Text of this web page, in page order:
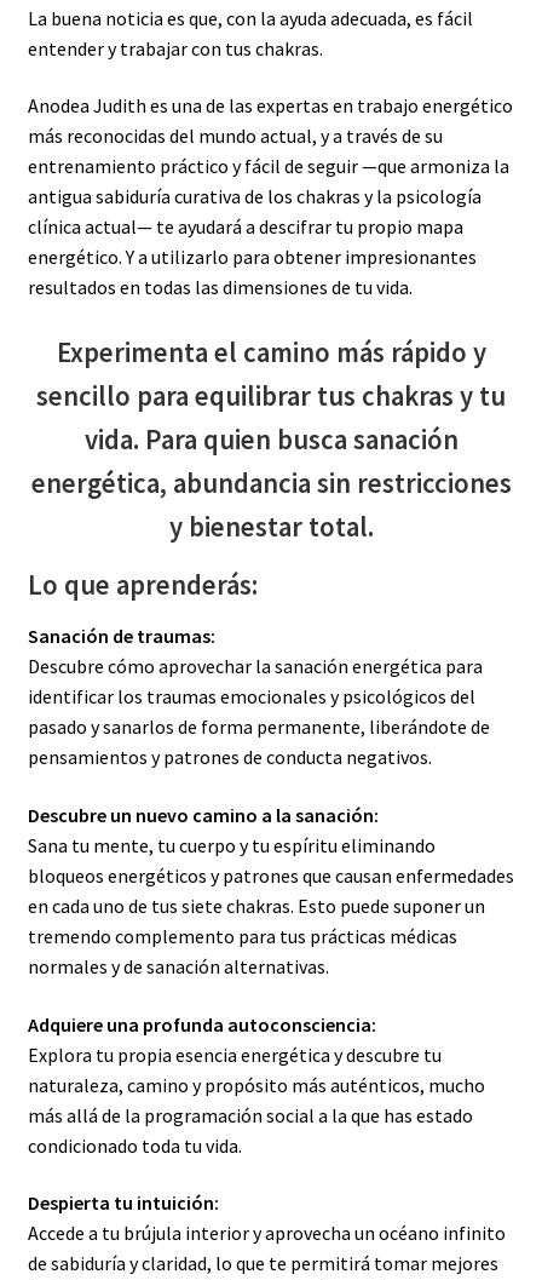
La buena noticia es que, con la ayuda adecuada, es fácil
entender y trabajar con tus chakras.
Anodea Judith es una de las expertas en trabajo energético
más reconocidas del mundo actual, y a través de su
entrenamiento práctico y fácil de seguir —que armoniza la
antigua sabiduría curativa de los chakras y la psicología
clínica actual— te ayudará a descifrar tu propio mapa
energético. Y a utilizarlo para obtener impresionantes
resultados en todas las dimensiones de tu vida.
Experimenta el camino más rápido y
sencillo para equilibrar tus chakras y tu
vida. Para quien busca sanación
energética, abundancia sin restricciones
y bienestar total.
Lo que aprenderás:
Sanación de traumas:
Descubre cómo aprovechar la sanación energética para
identificar los traumas emocionales y psicológicos del
pasado y sanarlos de forma permanente, liberándote de
pensamientos y patrones de conducta negativos.
Descubre un nuevo camino a la sanación:
Sana tu mente, tu cuerpo y tu espíritu eliminando
bloqueos energéticos y patrones que causan enfermedades
en cada uno de tus siete chakras. Esto puede suponer un
tremendo complemento para tus prácticas médicas
normales y de sanación alternativas.
Adquiere una profunda autoconsciencia:
Explora tu propia esencia energética y descubre tu
naturaleza, camino y propósito más auténticos, mucho
más allá de la programación social a la que has estado
condicionado toda tu vida.
Despierta tu intuición:
Accede a tu brújula interior y aprovecha un océano infinito
de sabiduría y claridad, lo que te permitirá tomar mejores